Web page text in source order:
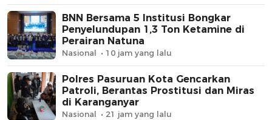
BNN Bersama 5 Institusi Bongkar
Penyelundupan 1,3 Ton Ketamine di
Perairan Natuna
Nasional 10 jam yang lalu
Polres Pasuruan Kota Gencarkan
Patroli, Berantas Prostitusi dan Miras
di Karanganyar
Nasional 21 jam yang lalu